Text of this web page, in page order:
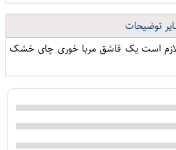
توضیحات
است یک قاشق مربا خوری چای خشک